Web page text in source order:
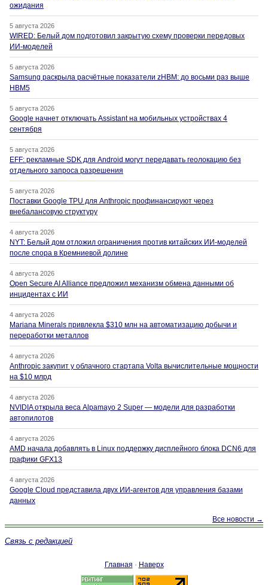
ожидания
5 августа 2026
WIRED: Белый дом подготовил закрытую схему проверки передовых
ИИ-моделей
5 августа 2026
Samsung раскрыла расчётные показатели zHBM: до восьми раз выше
HBM5
5 августа 2026
Google начнет отключать Assistant на мобильных устройствах 4
сентября
5 августа 2026
EFF: рекламные SDK для Android могут передавать геолокацию без
отдельного запроса разрешения
5 августа 2026
Поставки Google TPU для Anthropic профинансируют через
внебалансовую структуру
4 августа 2026
NYT: Белый дом отложил ограничения против китайских ИИ-моделей
после спора в Кремниевой долине
4 августа 2026
Open Secure AI Alliance предложил механизм обмена данными об
инцидентах с ИИ
4 августа 2026
Mariana Minerals привлекла $310 млн на автоматизацию добычи и
переработки металлов
4 августа 2026
Anthropic закупит у облачного стартапа Volta вычислительные мощности
на $10 млрд
4 августа 2026
NVIDIA открыла веса Alpamayo 2 Super — модели для разработки
автопилотов
4 августа 2026
AMD начала добавлять в Linux поддержку дисплейного блока DCN6 для
графики GFX13
4 августа 2026
Google Cloud представила двух ИИ-агентов для управления базами
данных
Все новости →
Связь с редакцией
Главная · Наверх